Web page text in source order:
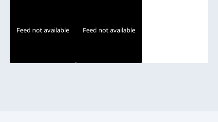
Feed not available Feed not available